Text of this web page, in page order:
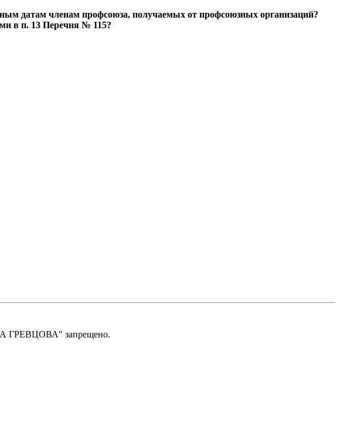
датам членам профсоюза, получаемых от профсоюзных организаций?
в п. 13 Перечня № 115?
ГРЕВЦОВА" запрещено.